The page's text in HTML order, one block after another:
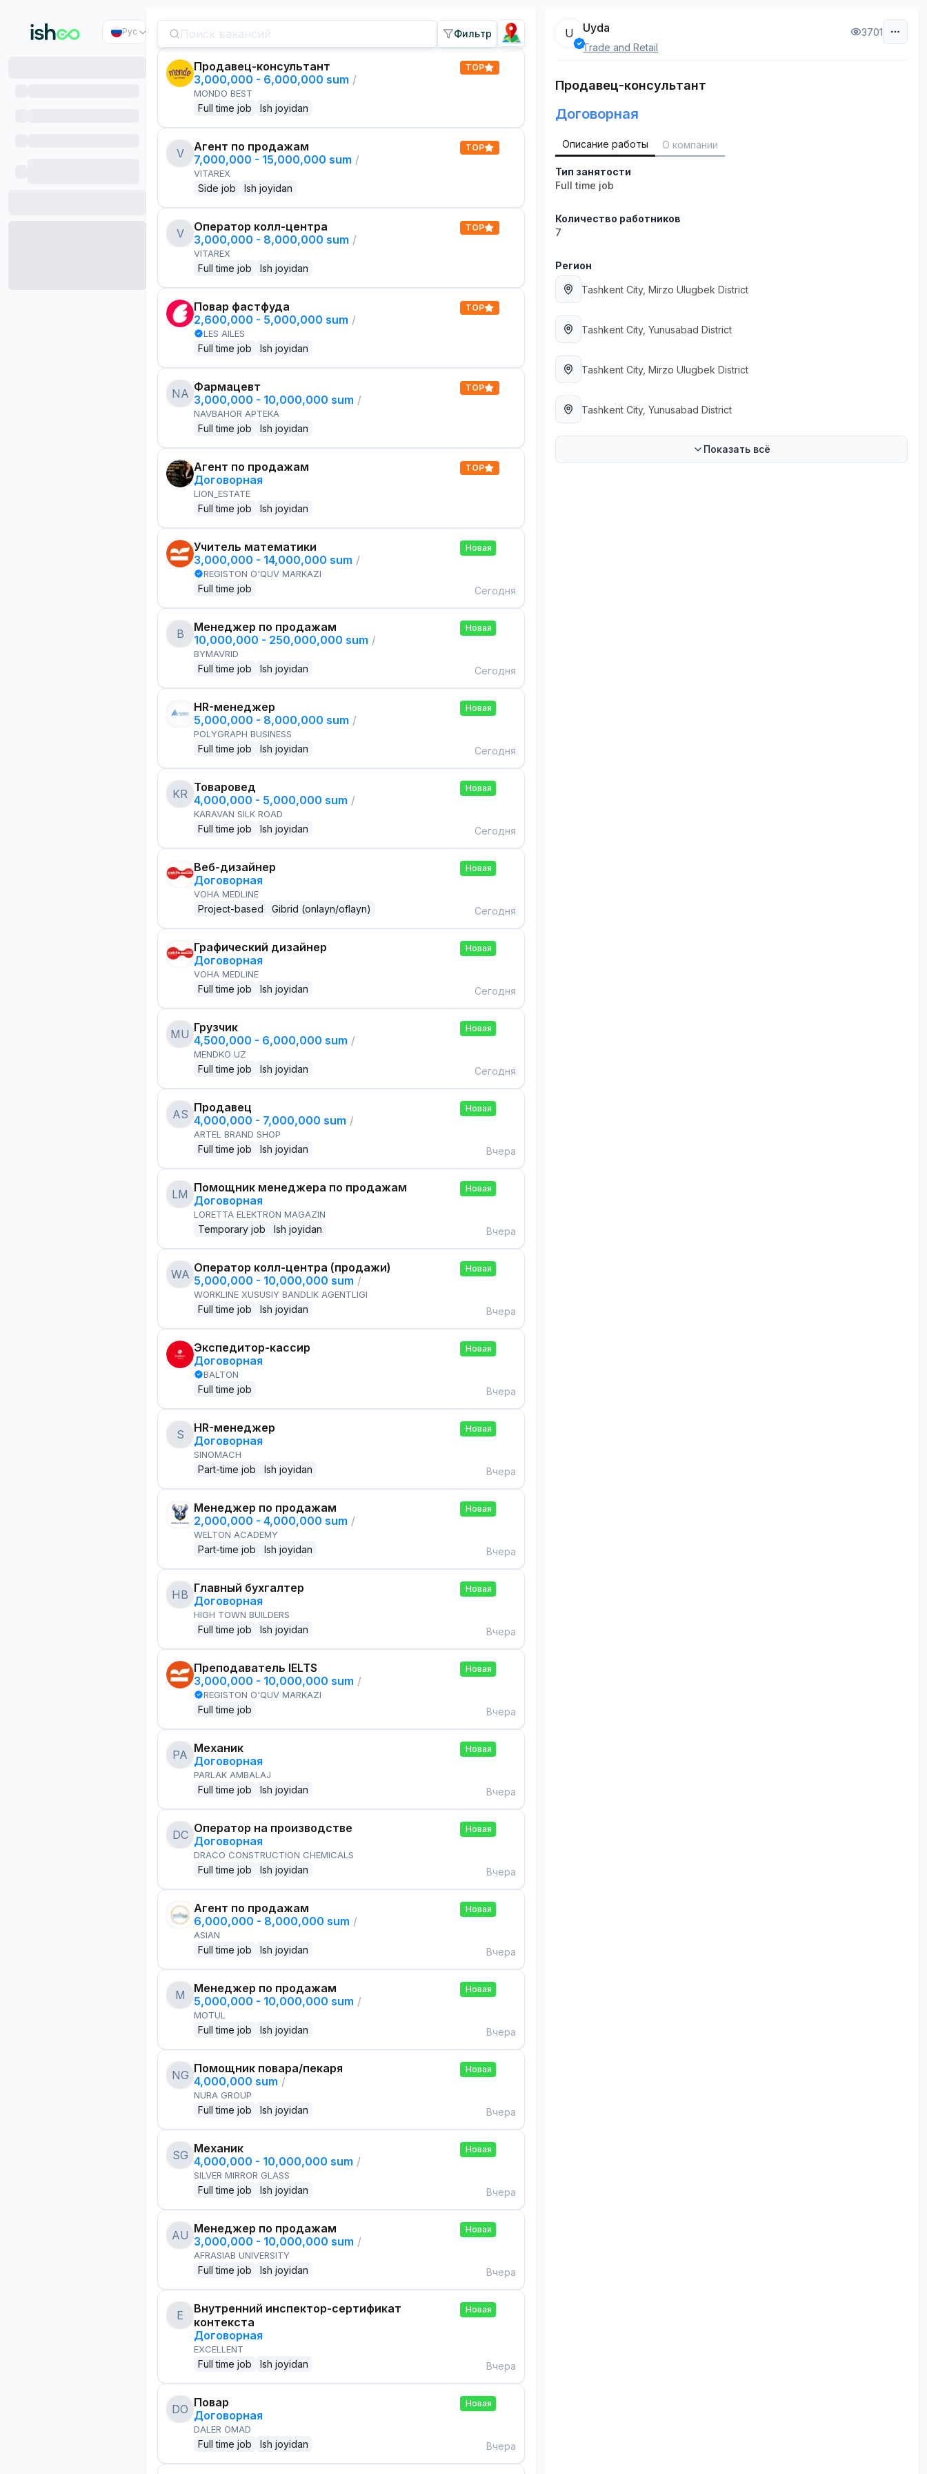
Рус Фильтр
Продавец-консультант
3,000,000 - 6,000,000 sum /
MONDO BEST
Full time job Ish joyidan
TOP
V
Агент по продажам
7,000,000 - 15,000,000 sum /
VITAREX
Side job Ish joyidan
TOP
V
Оператор колл-центра
3,000,000 - 8,000,000 sum /
VITAREX
Full time job Ish joyidan
TOP
Повар фастфуда
2,600,000 - 5,000,000 sum /
LES AILES
Full time job Ish joyidan
TOP
NA Фармацевт
3,000,000 - 10,000,000 sum /
NAVBAHOR APTEKA
Full time job Ish joyidan
TOP
Агент по продажам
Договорная
LION_ESTATE
Full time job Ish joyidan
TOP
Учитель математики
3,000,000 - 14,000,000 sum /
REGISTON O'QUV MARKAZI
Full time job
Новая
Сегодня
B
Менеджер по продажам
10,000,000 - 250,000,000 sum /
BYMAVRID
Full time job Ish joyidan
Новая
Сегодня
HR-менеджер
5,000,000 - 8,000,000 sum /
POLYGRAPH BUSINESS
Full time job Ish joyidan
Новая
Сегодня
KR Товаровед
4,000,000 - 5,000,000 sum /
KARAVAN SILK ROAD
Full time job Ish joyidan
Новая
Сегодня
Веб-дизайнер
Договорная
VOHA MEDLINE
Project-based Gibrid (onlayn/oflayn)
Новая
Сегодня
Графический дизайнер
Договорная
VOHA MEDLINE
Full time job Ish joyidan
Новая
Сегодня
MU Грузчик
4,500,000 - 6,000,000 sum /
MENDKO UZ
Full time job Ish joyidan
Новая
Сегодня
AS Продавец
4,000,000 - 7,000,000 sum /
ARTEL BRAND SHOP
Full time job Ish joyidan
Новая
Вчера
LM Помощник менеджера по продажам
Договорная
LORETTA ELEKTRON MAGAZIN
Temporary job Ish joyidan
Новая
Вчера
WA Оператор колл-центра (продажи)
5,000,000 - 10,000,000 sum /
WORKLINE XUSUSIY BANDLIK AGENTLIGI
Full time job Ish joyidan
Новая
Вчера
Экспедитор-кассир
Договорная
BALTON
Full time job
Новая
Вчера
S
HR-менеджер
Договорная
SINOMACH
Part-time job Ish joyidan
Новая
Вчера
Менеджер по продажам
2,000,000 - 4,000,000 sum /
WELTON ACADEMY
Part-time job Ish joyidan
Новая
Вчера
HB Главный бухгалтер
Договорная
HIGH TOWN BUILDERS
Full time job Ish joyidan
Новая
Вчера
Преподаватель IELTS
3,000,000 - 10,000,000 sum /
REGISTON O'QUV MARKAZI
Full time job
Новая
Вчера
PA Механик
Договорная
PARLAK AMBALAJ
Full time job Ish joyidan
Новая
Вчера
DC Оператор на производстве
Договорная
DRACO CONSTRUCTION CHEMICALS
Full time job Ish joyidan
Новая
Вчера
Агент по продажам
6,000,000 - 8,000,000 sum /
ASIAN
Full time job Ish joyidan
Новая
Вчера
M
Менеджер по продажам
5,000,000 - 10,000,000 sum /
MOTUL
Full time job Ish joyidan
Новая
Вчера
NG Помощник повара/пекаря
4,000,000 sum /
NURA GROUP
Full time job Ish joyidan
Новая
Вчера
SG Механик
4,000,000 - 10,000,000 sum /
SILVER MIRROR GLASS
Full time job Ish joyidan
Новая
Вчера
AU Менеджер по продажам
3,000,000 - 10,000,000 sum /
AFRASIAB UNIVERSITY
Full time job Ish joyidan
Новая
Вчера
E
Внутренний инспектор-сертификат
контекста
Договорная
EXCELLENT
Full time job Ish joyidan
Новая
Вчера
DO Повар
Договорная
DALER OMAD
Full time job Ish joyidan
Новая
Вчера
U Uyda
Trade and Retail
3701
Продавец-консультант
Договорная
Описание работы О компании
Тип занятости
Full time job
Количество работников
7
Регион
Tashkent City, Mirzo Ulugbek District
Tashkent City, Yunusabad District
Tashkent City, Mirzo Ulugbek District
Tashkent City, Yunusabad District
Показать всё